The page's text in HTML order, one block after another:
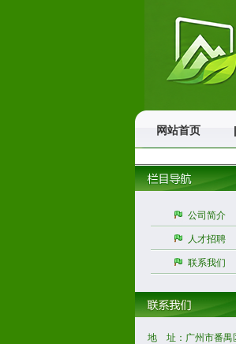
网站首页 |
公司简介
人才招聘
联系我们
地 址：广州市番禺